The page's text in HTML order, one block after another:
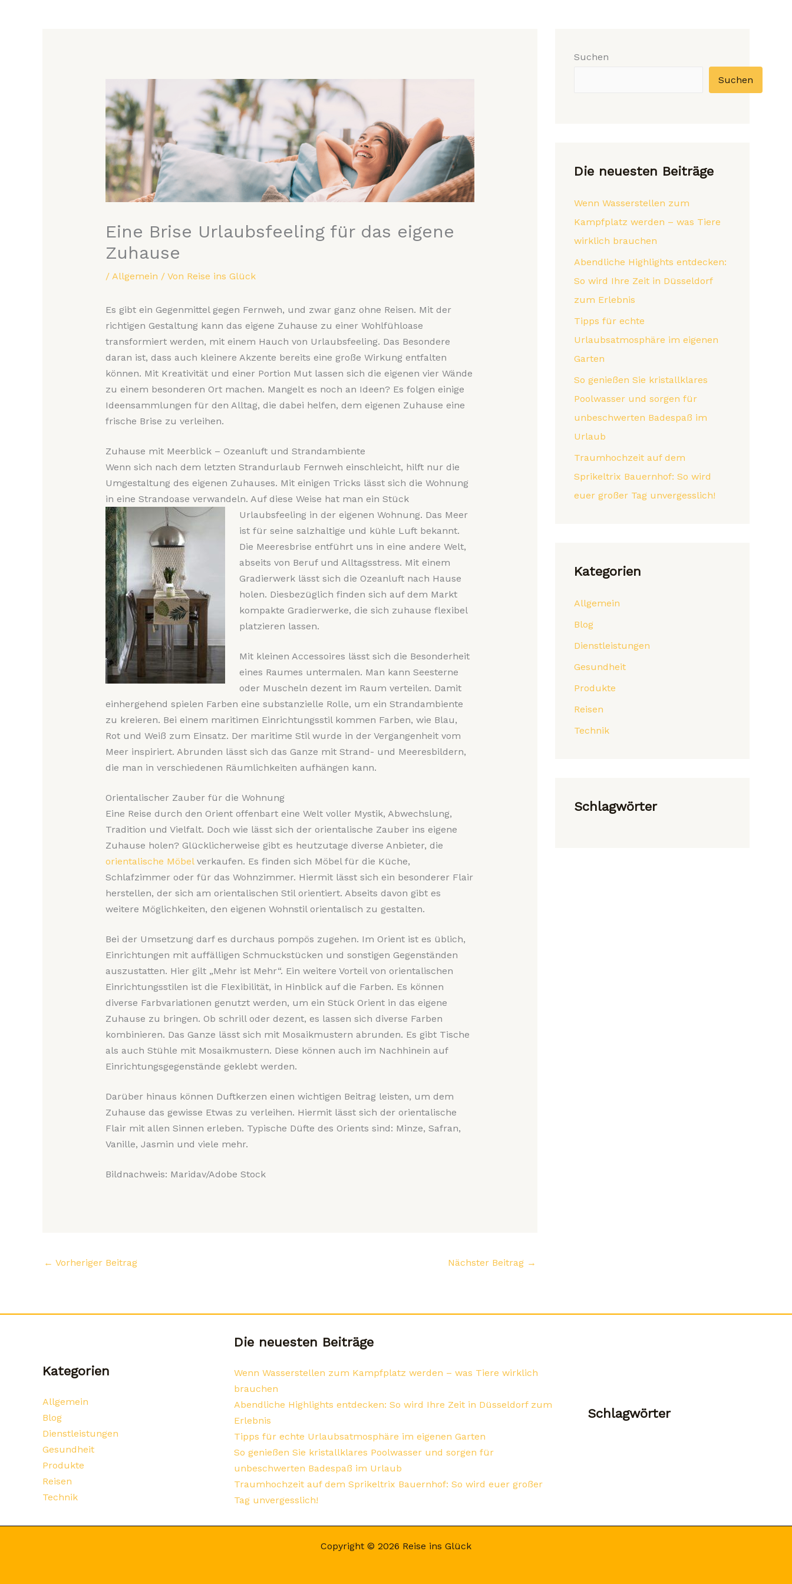
Eine Brise Urlaubsfeeling für das eigene
Zuhause
/ Allgemein / Von Reise ins Glück
Es gibt ein Gegenmittel gegen Fernweh, und zwar ganz ohne Reisen. Mit der
richtigen Gestaltung kann das eigene Zuhause zu einer Wohlfühloase
transformiert werden, mit einem Hauch von Urlaubsfeeling. Das Besondere
daran ist, dass auch kleinere Akzente bereits eine große Wirkung entfalten
können. Mit Kreativität und einer Portion Mut lassen sich die eigenen vier Wände
zu einem besonderen Ort machen. Mangelt es noch an Ideen? Es folgen einige
Ideensammlungen für den Alltag, die dabei helfen, dem eigenen Zuhause eine
frische Brise zu verleihen.
Zuhause mit Meerblick – Ozeanluft und Strandambiente
Wenn sich nach dem letzten Strandurlaub Fernweh einschleicht, hilft nur die
Umgestaltung des eigenen Zuhauses. Mit einigen Tricks lässt sich die Wohnung
in eine Strandoase verwandeln. Auf diese Weise hat man ein Stück
Urlaubsfeeling in der eigenen Wohnung. Das Meer
ist für seine salzhaltige und kühle Luft bekannt.
Die Meeresbrise entführt uns in eine andere Welt,
abseits von Beruf und Alltagsstress. Mit einem
Gradierwerk lässt sich die Ozeanluft nach Hause
holen. Diesbezüglich finden sich auf dem Markt
kompakte Gradierwerke, die sich zuhause flexibel
platzieren lassen.
Mit kleinen Accessoires lässt sich die Besonderheit
eines Raumes untermalen. Man kann Seesterne
oder Muscheln dezent im Raum verteilen. Damit
einhergehend spielen Farben eine substanzielle Rolle, um ein Strandambiente
zu kreieren. Bei einem maritimen Einrichtungsstil kommen Farben, wie Blau,
Rot und Weiß zum Einsatz. Der maritime Stil wurde in der Vergangenheit vom
Meer inspiriert. Abrunden lässt sich das Ganze mit Strand- und Meeresbildern,
die man in verschiedenen Räumlichkeiten aufhängen kann.
Orientalischer Zauber für die Wohnung
Eine Reise durch den Orient offenbart eine Welt voller Mystik, Abwechslung,
Tradition und Vielfalt. Doch wie lässt sich der orientalische Zauber ins eigene
Zuhause holen? Glücklicherweise gibt es heutzutage diverse Anbieter, die
orientalische Möbelverkaufen. Es finden sich Möbel für die Küche,
Schlafzimmer oder für das Wohnzimmer. Hiermit lässt sich ein besonderer Flair
herstellen, der sich am orientalischen Stil orientiert. Abseits davon gibt es
weitere Möglichkeiten, den eigenen Wohnstil orientalisch zu gestalten.
Bei der Umsetzung darf es durchaus pompös zugehen. Im Orient ist es üblich,
Einrichtungen mit auffälligen Schmuckstücken und sonstigen Gegenständen
auszustatten. Hier gilt „Mehr ist Mehr“. Ein weitere Vorteil von orientalischen
Einrichtungsstilen ist die Flexibilität, in Hinblick auf die Farben. Es können
diverse Farbvariationen genutzt werden, um ein Stück Orient in das eigene
Zuhause zu bringen. Ob schrill oder dezent, es lassen sich diverse Farben
kombinieren. Das Ganze lässt sich mit Mosaikmustern abrunden. Es gibt Tische
als auch Stühle mit Mosaikmustern. Diese können auch im Nachhinein auf
Einrichtungsgegenstände geklebt werden.
Darüber hinaus können Duftkerzen einen wichtigen Beitrag leisten, um dem
Zuhause das gewisse Etwas zu verleihen. Hiermit lässt sich der orientalische
Flair mit allen Sinnen erleben. Typische Düfte des Orients sind: Minze, Safran,
Vanille, Jasmin und viele mehr.
Bildnachweis: Maridav/Adobe Stock
← Vorheriger Beitrag Nächster Beitrag →
Suchen
Suchen
Die neuesten Beiträge
Wenn Wasserstellen zum
Kampfplatz werden – was Tiere
wirklich brauchen
Abendliche Highlights entdecken:
So wird Ihre Zeit in Düsseldorf
zum Erlebnis
Tipps für echte
Urlaubsatmosphäre im eigenen
Garten
So genießen Sie kristallklares
Poolwasser und sorgen für
unbeschwerten Badespaß im
Urlaub
Traumhochzeit auf dem
Sprikeltrix Bauernhof: So wird
euer großer Tag unvergesslich!
Kategorien
Allgemein
Blog
Dienstleistungen
Gesundheit
Produkte
Reisen
Technik
Schlagwörter
Kategorien
Allgemein
Blog
Dienstleistungen
Gesundheit
Produkte
Reisen
Technik
Die neuesten Beiträge
Wenn Wasserstellen zum Kampfplatz werden – was Tiere wirklich
brauchen
Abendliche Highlights entdecken: So wird Ihre Zeit in Düsseldorf zum
Erlebnis
Tipps für echte Urlaubsatmosphäre im eigenen Garten
So genießen Sie kristallklares Poolwasser und sorgen für
unbeschwerten Badespaß im Urlaub
Traumhochzeit auf dem Sprikeltrix Bauernhof: So wird euer großer
Tag unvergesslich!
Schlagwörter
Copyright © 2026 Reise ins Glück